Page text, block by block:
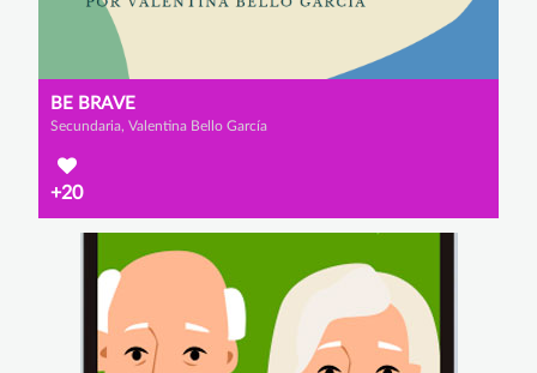
BE BRAVE
Secundaria, Valentina Bello García
+20